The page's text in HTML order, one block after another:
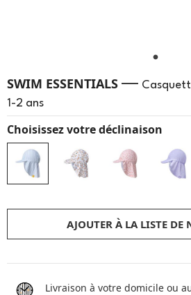
SWIM ESSENTIALS —
1-2 ans
Choisissez votre déclinaison
AJOUTER À LA LISTE DE
Livraison à votre domicile ou